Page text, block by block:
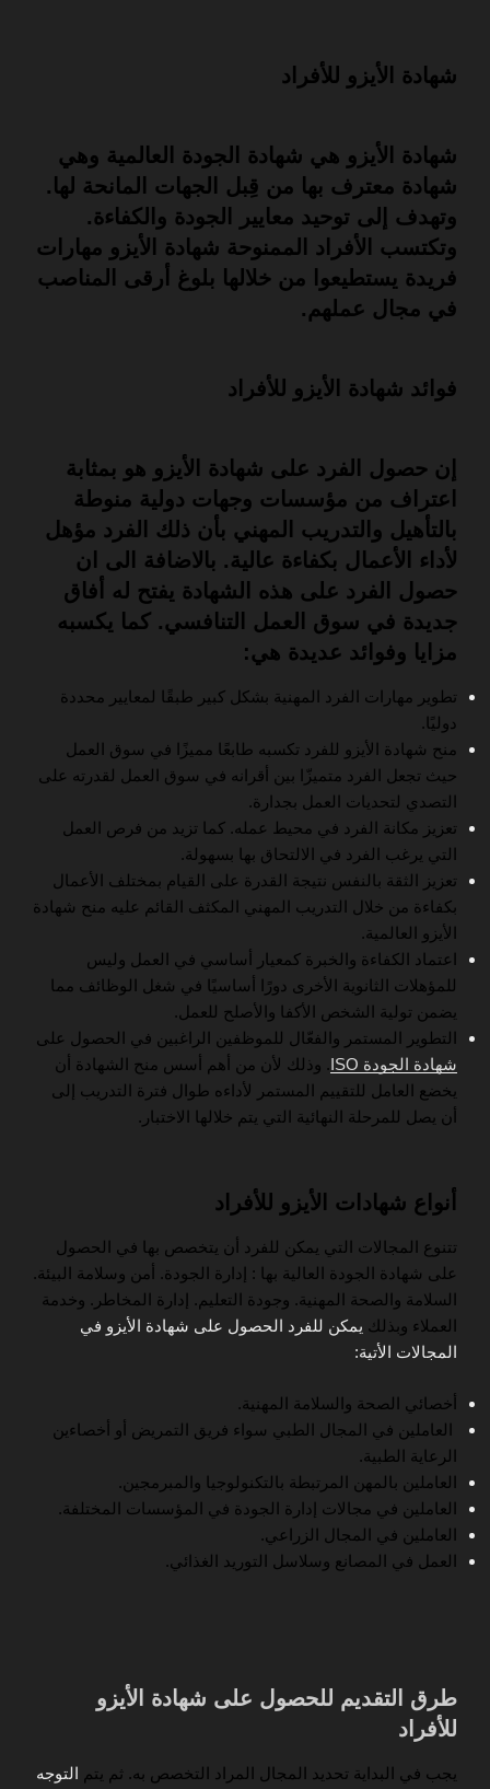
شهادة الأيزو للأفراد
شهادة الأيزو هي شهادة الجودة العالمية وهي
شهادة معترف بها من قِبل الجهات المانحة لها.
وتهدف إلى توحيد معايير الجودة والكفاءة.
وتكتسب الأفراد الممنوحة شهادة الأيزو مهارات
فريدة يستطيعوا من خلالها بلوغ أرقى المناصب
في مجال عملهم.
فوائد شهادة الأيزو للأفراد
إن حصول الفرد على شهادة الأيزو هو بمثابة
اعتراف من مؤسسات وجهات دولية منوطة
بالتأهيل والتدريب المهني بأن ذلك الفرد مؤهل
لأداء الأعمال بكفاءة عالية. بالاضافة الى ان
حصول الفرد على هذه الشهادة يفتح له أفاق
جديدة في سوق العمل التنافسي. كما يكسبه
مزايا وفوائد عديدة هي:
تطوير مهارات الفرد المهنية بشكل كبير طبقًا لمعايير محددة
دوليًا.
منح شهادة الأيزو للفرد تكسبه طابعًا مميزًا في سوق العمل
حيث تجعل الفرد متميزّا بين أقرانه في سوق العمل لقدرته على
التصدي لتحديات العمل بجدارة.
تعزيز مكانة الفرد في محيط عمله. كما تزيد من فرص العمل
التي يرغب الفرد في الالتحاق بها بسهولة.
تعزيز الثقة بالنفس نتيجة القدرة على القيام بمختلف الأعمال
بكفاءة من خلال التدريب المهني المكثف القائم عليه منح شهادة
الأيزو العالمية.
اعتماد الكفاءة والخبرة كمعيار أساسي في العمل وليس
للمؤهلات الثانوية الأخرى دورًا أساسيًا في شغل الوظائف مما
يضمن تولية الشخص الأكفا والأصلح للعمل.
التطوير المستمر والفعّال للموظفين الراغبين في الحصول على
شهادة الجودة ISO
. وذلك لأن من أهم أسس منح الشهادة أن
يخضع العامل للتقييم المستمر لأداءه طوال فترة التدريب إلى
أن يصل للمرحلة النهائية التي يتم خلالها الاختبار.
أنواع شهادات الأيزو للأفراد
تتنوع المجالات التي يمكن للفرد أن يتخصص بها في الحصول
على شهادة الجودة العالية بها : إدارة الجودة. أمن وسلامة البيئة.
السلامة والصحة المهنية. وجودة التعليم. إدارة المخاطر. وخدمة
العملاء وبذلك يمكن للفرد الحصول على شهادة الأيزو في
المجالات الأتية:
أخصائي الصحة والسلامة المهنية.
العاملين في المجال الطبي سواء فريق التمريض أو أخصاءين
الرعاية الطبية.
العاملين بالمهن المرتبطة بالتكنولوجيا والمبرمجين.
العاملين في مجالات إدارة الجودة في المؤسسات المختلفة.
العاملين في المجال الزراعي.
العمل في المصانع وسلاسل التوريد الغذائي.
طرق التقديم للحصول على شهادة الأيزو
للأفراد
يجب في البداية تحديد المجال المراد التخصص به. ثم يتم التوجه